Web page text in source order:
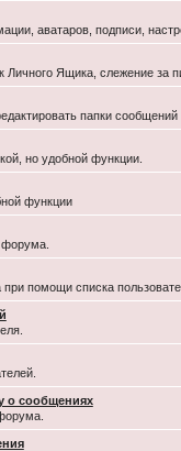
аватаров, подписи,
Личного Ящика, слежение за
папки
но удобной функции.
функции
помощи списка
о сообщениях